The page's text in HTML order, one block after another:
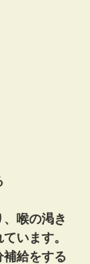
喉の渇き
います。
補給をする